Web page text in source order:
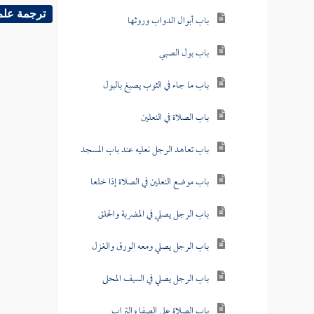
باب أبوال الدواب وروثها
باب بول الصبي
باب ما جاء في الثوب يصبغ بالبول
باب الصلاة في النعلين
باب تعاهد الرجل نعليه عند باب المسجد
باب موضع النعلين في الصلاة إذا خلعا
باب الرجل يصلي في المضربة والحلق
باب الرجل يصلي ومعه الورق والغزل
باب الرجل يصلي في السيف المحلى
ترجمة